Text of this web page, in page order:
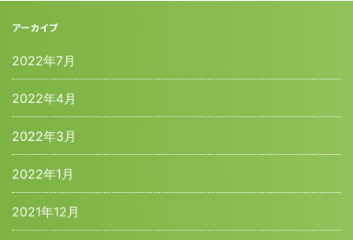
アーカイブ
2022年7月
2022年4月
2022年3月
2022年1月
2021年12月